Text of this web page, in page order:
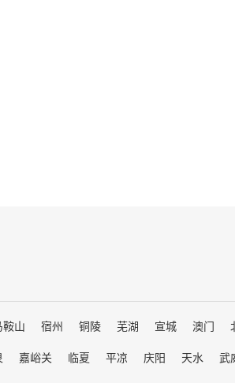
鞍山 宿州 铜陵 芜湖 宣城 澳门
嘉峪关 临夏 平凉 庆阳 天水 武